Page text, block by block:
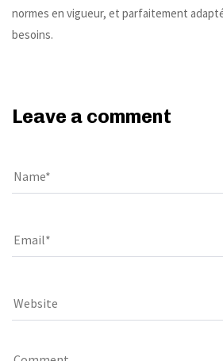
normes en vigueur, et parfaitement
besoins.
Leave a comment